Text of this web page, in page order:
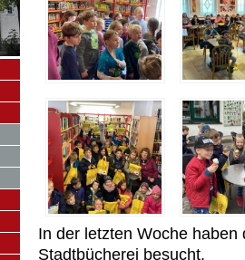
In der letzten Woche
Stadtbücherei besucht.